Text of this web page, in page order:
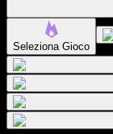
Seleziona Gioco